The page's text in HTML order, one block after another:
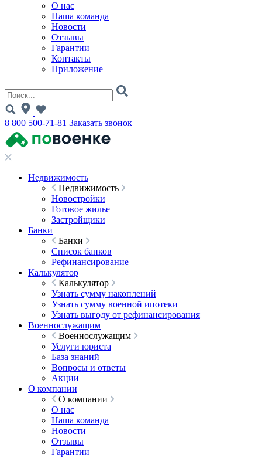
О нас
Наша команда
Новости
Отзывы
Гарантии
Контакты
Приложение
8 800 500-71-81 Заказать звонок
Недвижимость
Недвижимость
Новостройки
Готовое жилье
Застройщики
Банки
Банки
Список банков
Рефинансирование
Калькулятор
Калькулятор
Узнать сумму накоплений
Узнать сумму военной ипотеки
Узнать выгоду от рефинансирования
Военнослужащим
Военнослужащим
Услуги юриста
База знаний
Вопросы и ответы
Акции
О компании
О компании
О нас
Наша команда
Новости
Отзывы
Гарантии